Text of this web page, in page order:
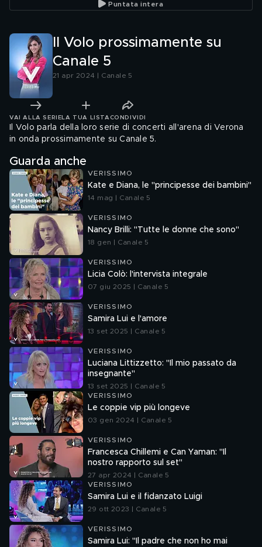
Puntata intera
Il Volo prossimamente su
Canale 5
21 apr 2024 | Canale 5
VAI ALLA SERIE LA TUA LISTA CONDIVIDI
Il Volo parla della loro serie di concerti all'arena di Verona
in onda prossimamente su Canale 5.
Guarda anche
VERISSIMO
Kate e Diana, le "principesse dei bambini"
14 mag | Canale 5
VERISSIMO
Nancy Brilli: "Tutte le donne che sono"
18 gen | Canale 5
VERISSIMO
Licia Colò: l'intervista integrale
07 giu 2025 | Canale 5
VERISSIMO
Samira Lui e l'amore
13 set 2025 | Canale 5
VERISSIMO
Luciana Littizzetto: "Il mio passato da
insegnante"
13 set 2025 | Canale 5
VERISSIMO
Le coppie vip più longeve
03 gen 2024 | Canale 5
VERISSIMO
Francesca Chillemi e Can Yaman: "Il
nostro rapporto sul set"
27 apr 2024 | Canale 5
VERISSIMO
Samira Lui e il fidanzato Luigi
29 ott 2023 | Canale 5
VERISSIMO
Samira Lui: "Il padre che non ho mai